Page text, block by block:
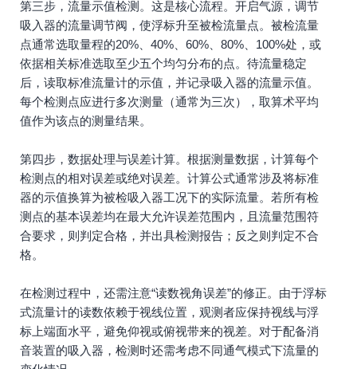
第三步，流量示值检测。这是核心流程。开启气源，调节
吸入器的流量调节阀，使浮标升至被检流量点。被检流量
点通常选取量程的20%、40%、60%、80%、100%处，或
依据相关标准选取至少五个均匀分布的点。待流量稳定
后，读取标准流量计的示值，并记录吸入器的流量示值。
每个检测点应进行多次测量（通常为三次），取算术平均
值作为该点的测量结果。
第四步，数据处理与误差计算。根据测量数据，计算每个
检测点的相对误差或绝对误差。计算公式通常涉及将标准
器的示值换算为被检吸入器工况下的实际流量。若所有检
测点的基本误差均在最大允许误差范围内，且流量范围符
合要求，则判定合格，并出具检测报告；反之则判定不合
格。
在检测过程中，还需注意“读数视角误差”的修正。由于浮标
式流量计的读数依赖于视线位置，观测者应保持视线与浮
标上端面水平，避免仰视或俯视带来的视差。对于配备消
音装置的吸入器，检测时还需考虑不同通气模式下流量的